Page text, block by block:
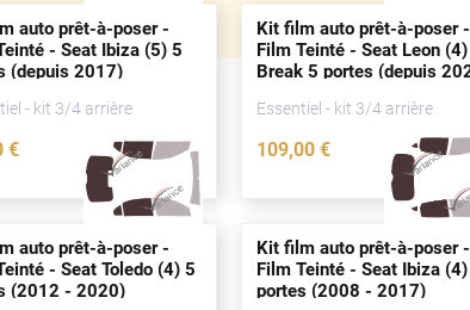
auto prêt-à-poser -
- Seat Ibiza (5) 5
(depuis2017)
- kit 3/4 arrière
€
3802-SEA
Kit film auto prêt-à-poser -
Film Teinté - Seat Leon (4)
Break 5 portes(depuis
Essentiel - kit 3/4 arrière
109,00 €
auto prêt-à-poser -
- Seat Toledo (4) 5
(2012 - 2020)
Kit film auto prêt-à-poser -
Film Teinté - Seat Ibiza
portes(2008 - 2017)